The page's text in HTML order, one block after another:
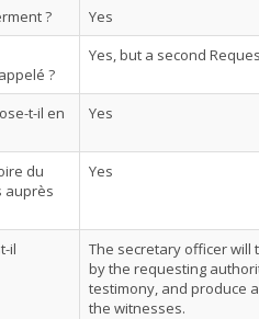
?
Yes
?
Yes, but a second
t-il en
Yes
du
auprès
Yes
il
The secretary officer will
by the requesting
testimony, and produce
the witnesses.